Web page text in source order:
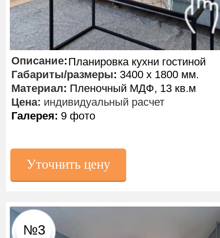
№3
Уточнить цену
Планировка кухни гостиной
Описание:
Габариты/размеры: 3400 х 1800 мм.
Материал: Пленочный МДФ, 13 кв.м
Цена: индивидуальный расчет
Галерея: 9 фото